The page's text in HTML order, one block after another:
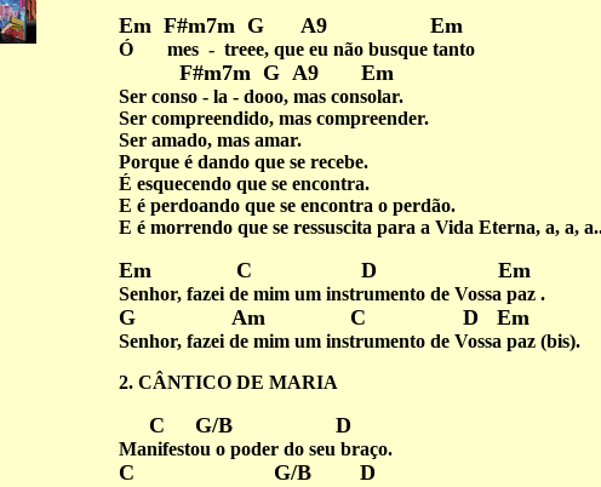
Em F#m7m G A9 Em
Ó mes - treee, que eu não busque tanto
F#m7m G A9 Em
Ser conso - la - dooo, mas consolar.
Ser compreendido, mas compreender.
Ser amado, mas amar.
Porque é dando que se recebe.
É esquecendo que se encontra.
E é perdoando que se encontra o perdão.
E é morrendo que se ressuscita para a Vida Eterna, a, a,
Em C D Em
Senhor, fazei de mim um instrumento de Vossa paz .
G Am C D Em
Senhor, fazei de mim um instrumento de Vossa paz (bis).
2. CÂNTICO DE MARIA
C G/B D
Manifestou o poder do seu braço.
C G/B D